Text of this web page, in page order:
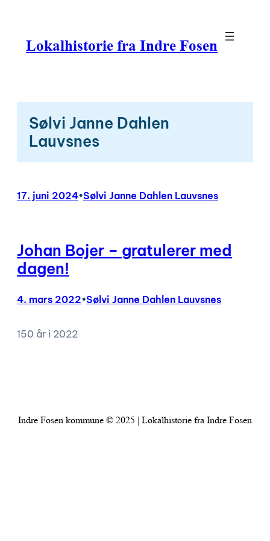
Lokalhistorie fra Indre Fosen
Sølvi Janne Dahlen
Lauvsnes
17. juni 2024•Sølvi Janne Dahlen Lauvsnes
Johan Bojer – gratulerer med
dagen!
4. mars 2022•Sølvi Janne Dahlen Lauvsnes
150 år i 2022
Indre Fosen kommune © 2025 | Lokalhistorie fra Indre Fosen